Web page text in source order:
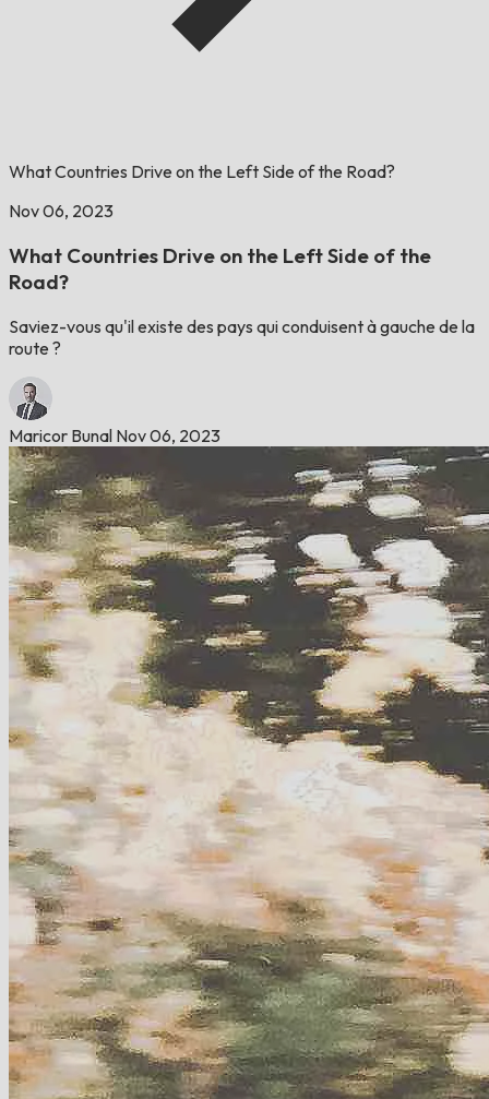
What Countries Drive on the Left Side of the Road?
Nov 06, 2023
What Countries Drive on the Left Side of the
Road?
Saviez-vous qu'il existe des pays qui conduisent à gauche de la
route ?
Maricor Bunal Nov 06, 2023